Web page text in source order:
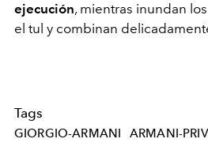
ejecución, mientras inundan
el tul y combinan
Tags
GIORGIO-ARMANI
ARMANI-